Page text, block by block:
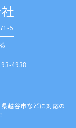
5
4938
越谷市などに対応の